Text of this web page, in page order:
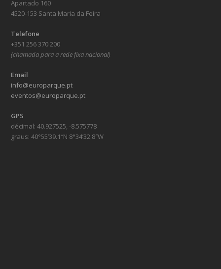
Apartado 160
4520-153 Santa Maria da Feira
Telefone
+351 256 370 200
(chamada para a rede fixa nacional)
Email
info@europarque.pt
eventos@europarque.pt
GPS
décimal: 40.927525, -8.575778
graus: 40°55’39.1″N 8°34’32.8″W